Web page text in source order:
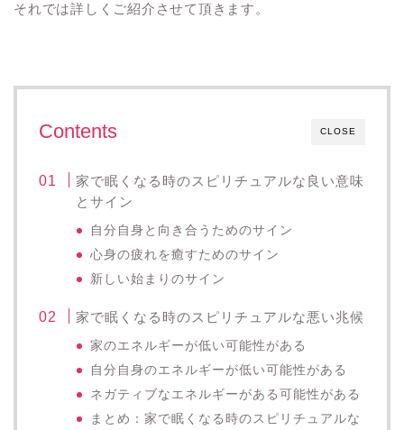
それでは詳しくご紹介させて頂きます。
CLOSE
Contents
家で眠くなる時のスピリチュアルな良い意味
とサイン
自分自身と向き合うためのサイン
心身の疲れを癒すためのサイン
新しい始まりのサイン
家で眠くなる時のスピリチュアルな悪い兆候
家のエネルギーが低い可能性がある
自分自身のエネルギーが低い可能性がある
ネガティブなエネルギーがある可能性がある
まとめ：家で眠くなる時のスピリチュアルな